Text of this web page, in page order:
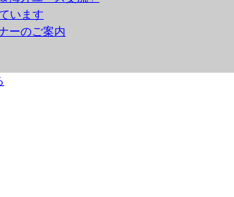
います
ーのご案内